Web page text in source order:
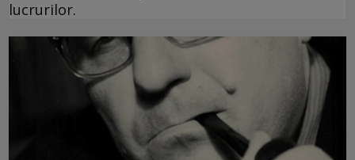
lucrurilor.